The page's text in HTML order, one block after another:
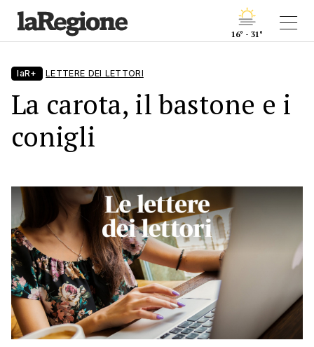
16° - 31°
laR+ LETTERE DEI LETTORI
La carota, il bastone e i
conigli